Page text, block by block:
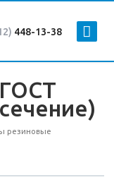
448-13-38
резиновые